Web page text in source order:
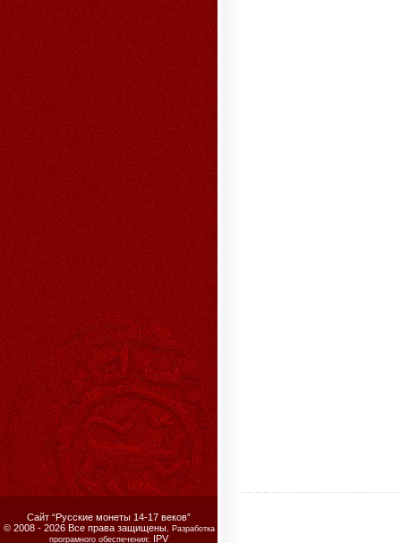
Сайт “Русские монеты 14-17 веков”
© 2008 - 2026 Все права защищены.
Разработка
програмного обеспечения: IPV